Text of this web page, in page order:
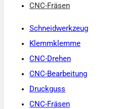
CNC-Fräsen
Schneidwerkzeug
Klemmklemme
CNC-Drehen
CNC-Bearbeitung
Druckguss
CNC-Fräsen